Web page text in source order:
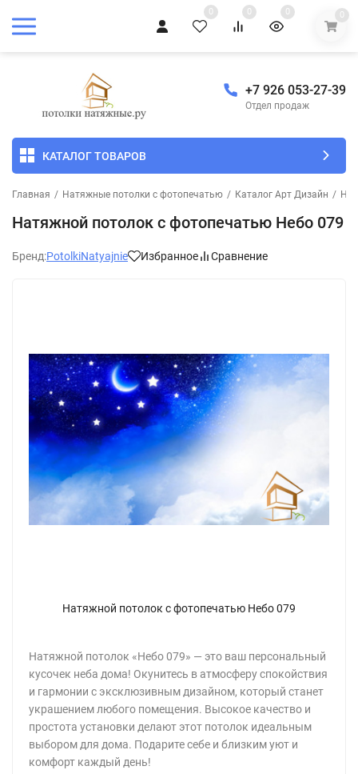
0 0 0 0
+7 926 053-27-39
Отдел продаж
КАТАЛОГ ТОВАРОВ
Главная / Натяжные потолки с фотопечатью / Каталог Арт Дизайн /
Натяжной потолок с фотопечатью Небо 079
Бренд:PotolkiNatyajnie Избранное Сравнение
Натяжной потолок с фотопечатью Небо 079
Натяжной потолок «Небо 079» — это ваш персональный
кусочек неба дома! Окунитесь в атмосферу спокойствия
и гармонии с эксклюзивным дизайном, который станет
украшением любого помещения. Высокое качество и
простота установки делают этот потолок идеальным
выбором для дома. Подарите себе и близким уют и
комфорт каждый день!